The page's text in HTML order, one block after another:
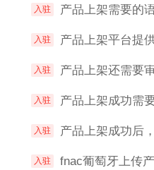
入驻 产品上架需要的
入驻 产品上架平台提
入驻 产品上架还需要
入驻 产品上架成功需
入驻
入驻 fnac葡萄牙上传